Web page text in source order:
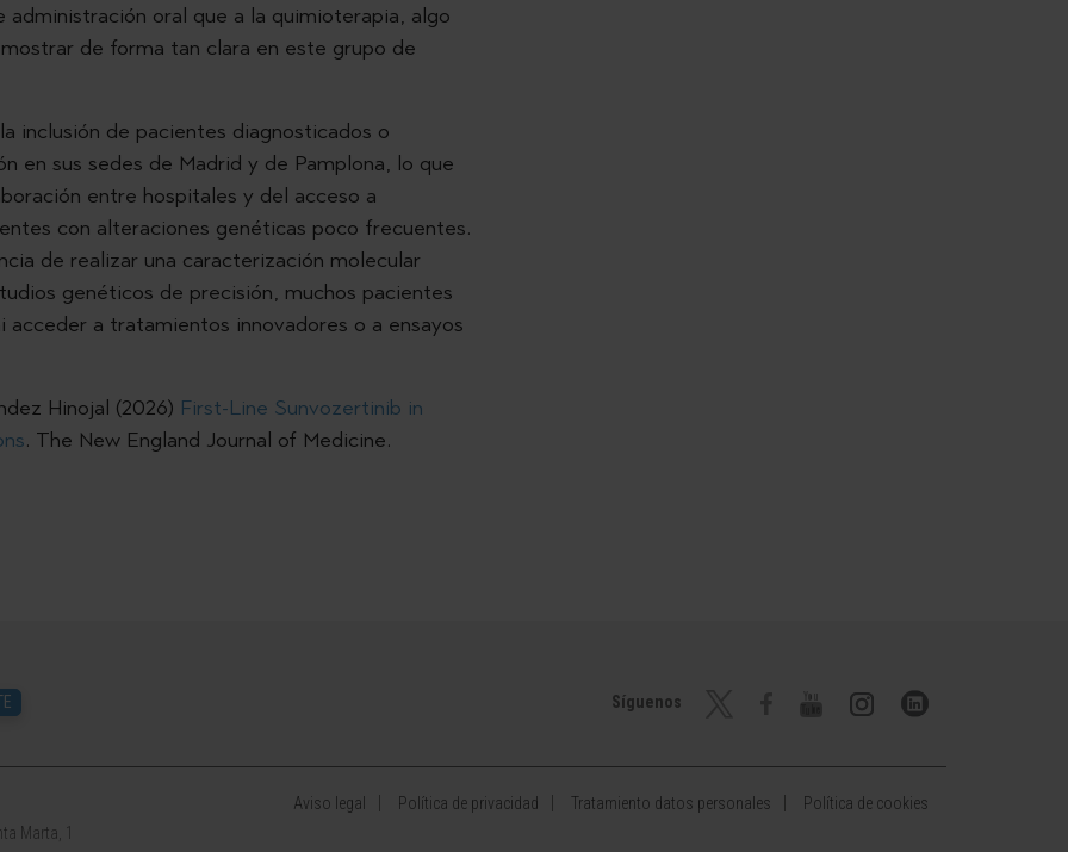
oral que a la quimioterapia, algo
de forma tan clara en este grupo de
inclusión de pacientes diagnosticados o
en sus sedes de Madrid y de Pamplona, lo que
entre hospitales y del acceso a
con alteraciones genéticas poco frecuentes.
de realizar una caracterización molecular
genéticos de precisión, muchos pacientes
a tratamientos innovadores o a ensayos
Hinojal (2026) First-Line Sunvozertinib in
. The New England Journal of Medicine.
Síguenos
Marta, 1
Aviso legal Política de privacidad Tratamiento datos personales Política de cookies